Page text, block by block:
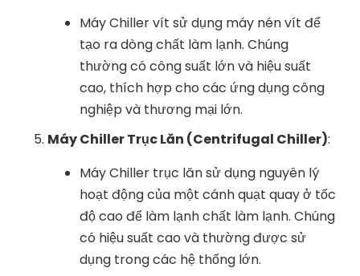
Máy Chiller vít sử dụng máy nén vít để
tạo ra dòng chất làm lạnh. Chúng
thường có công suất lớn và hiệu suất
cao, thích hợp cho các ứng dụng công
nghiệp và thương mại lớn.
Máy Chiller Trục Lăn (Centrifugal Chiller):
Máy Chiller trục lăn sử dụng nguyên lý
hoạt động của một cánh quạt quay ở tốc
độ cao để làm lạnh chất làm lạnh. Chúng
có hiệu suất cao và thường được sử
dụng trong các hệ thống lớn.